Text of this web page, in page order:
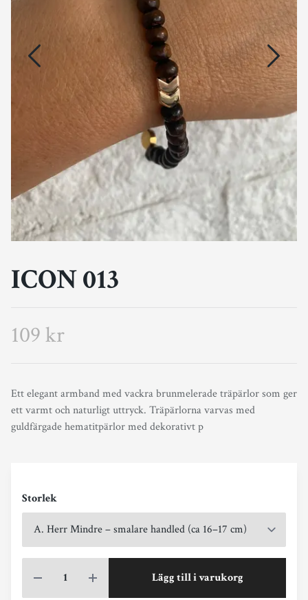
ICON 013
109 kr
Ett elegant armband med vackra brunmelerade träpärlor som ger
ett varmt och naturligt uttryck. Träpärlorna varvas med
guldfärgade hematitpärlor med dekorativt p
Storlek
Lägg till i varukorg